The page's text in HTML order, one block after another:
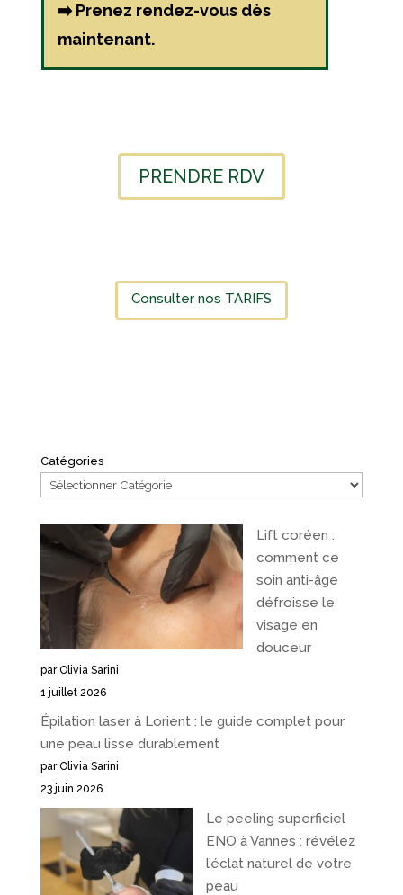
➡️ Prenez rendez-vous dès
maintenant.
PRENDRE RDV
Consulter nos TARIFS
Catégories
Lift coréen :
comment ce
soin anti-âge
défroisse le
visage en
douceur
par Olivia Sarini
1 juillet 2026
Épilation laser à Lorient : le guide complet pour
une peau lisse durablement
par Olivia Sarini
23 juin 2026
Le peeling superficiel
ENO à Vannes : révélez
l’éclat naturel de votre
peau